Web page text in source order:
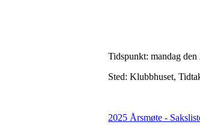
Tidspunkt: mandag
Sted: Klubbhuset,
2025 Årsmøte -